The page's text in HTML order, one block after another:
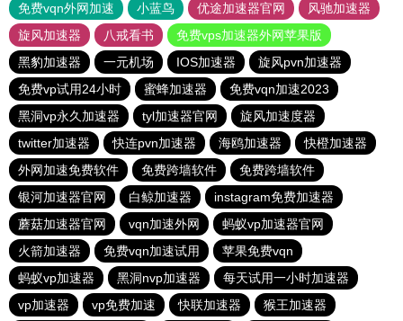
免费vqn外网加速
小蓝鸟 优途加速器官网
风驰加速器
旋风加速器
八戒看书
免费vps加速器外网苹果版
黑豹加速器
一元机场 IOS加速器
旋风pvn加速器
免费vp试用24小时
蜜蜂加速器
免费vqn加速2023
黑洞vp永久加速器
tyl加速器官网
旋风加速度器
twitter加速器
快连pvn加速器 海鸥加速器
快橙加速器
外网加速免费软件
免费跨墙软件
免费跨墙软件
银河加速器官网
白鲸加速器
instagram免费加速器
蘑菇加速器官网
vqn加速外网
蚂蚁vp加速器官网
火箭加速器
免费vqn加速试用
苹果免费vqn
蚂蚁vp加速器
黑洞nvp加速器
每天试用一小时加速器
vp加速器
vp免费加速 快联加速器 猴王加速器